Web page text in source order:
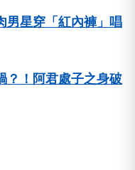
男星穿「紅內褲」唱
？！阿君處子之身破